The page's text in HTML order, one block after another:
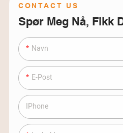
CONTACT US
Spør Meg Nå, Fikk
Navn
E-Post
IPhone